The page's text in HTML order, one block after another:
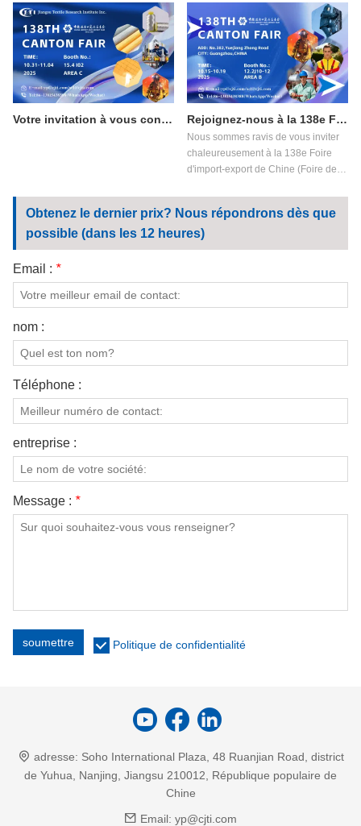
Votre invitation à vous connecter avec l'excellence : visitez le CJTI à la 138e Foire de Canton Rejoignez-nous à la 138e Foire de Canton – Découvrez les vêtements de protection avancés du CJTI
Nous sommes ravis de vous inviter
chaleureusement à la 138e Foire
d'import-export de Chine (Foire de
vêtements de travail de protection.
En tant que fabricant leader,
privilégiant la qualité, la technologie
vous invitons à nous rendre visite au
Obtenez le dernier prix? Nous répondrons dès que
possible (dans les 12 heures)
Email : *
nom :
Téléphone :
entreprise :
Message : *
soumettre Politique de confidentialité
adresse: Soho International Plaza, 48 Ruanjian Road, district
de Yuhua, Nanjing, Jiangsu 210012, République populaire de
Chine
Email: yp@cjti.com